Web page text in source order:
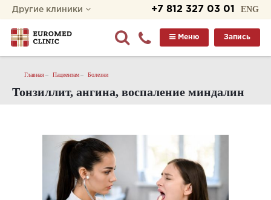
ENG
+7 812 327 03 01
Другие клиники
Запись
Меню
Главная Пациентам Болезни
Тонзиллит, ангина, воспаление миндалин